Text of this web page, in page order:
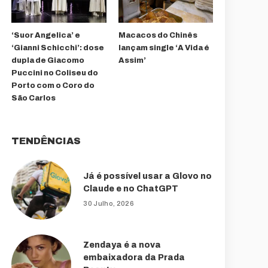
‘Suor Angelica’ e
‘Gianni Schicchi’: dose
dupla de Giacomo
Puccini no Coliseu do
Porto com o Coro do
São Carlos
Macacos do Chinês
lançam single ‘A Vida é
Assim’
TENDÊNCIAS
Já é possível usar a Glovo no
Claude e no ChatGPT
30 Julho, 2026
Zendaya é a nova
embaixadora da Prada